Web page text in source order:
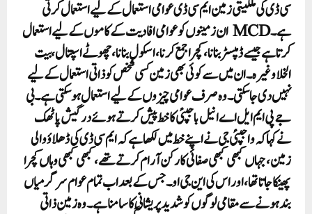
سی ڈی کی ملکیتی زمین ایم سی ڈی عوامی استعمال کے لیے استعمال کرتی
ہے۔ MCD ان زمینوں کو عوامی افادیت کے کاموں کے لیے استعمال
کرتا ہے جیسے ڈمپسٹر بنانا، کچرا جمع کرنا، اسکول بنانا، چھوٹے اسپتال، بیت
الخلا وغیرہ۔ ان میں سے کوئی بھی زمین کسی شخص کو ذاتی استعمال کے لیے
نہیں دی جا سکتی۔ وہ صرف عوامی چیزوں کے لیے استعمال ہو سکتی ہے۔ بی
جے پی ایم ایل اے انیل باجپئی کا خط پیش کرتے ہوئے درگیش پاٹھک
نے کہا کہ واجپئی جی نے اپنے خط میں لکھا ہے کہ ایم سی ڈی کی ڈھلاؤ والی
زمین، جہاں کبھی کبھی صفائی کارکن آرام کرتے تھے، کبھی کبھی وہاں کچرا
پھینکا جاتا تھا، اور اس کی این جی او۔ جس کے بعد اب تمام عوام سرگرمیاں
بند ہونے سے مقامی لوگوں کو شدید پریشانی کا سامنا ہے۔ وہ زمین ذاتی